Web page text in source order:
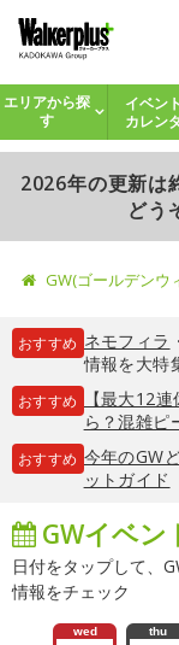
エリアから探
す
イベント
カレン
2026年の更新は
どう
GW(ゴールデンウ
おすすめ ネモフィラ
情報を大特
おすすめ
【最大12
ら？混雑ピ
おすすめ 今年のGW
ットガイド
GWイベン
日付をタップして、
情報をチェック
wed thu